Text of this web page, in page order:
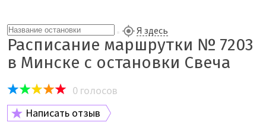
Я здесь
Расписание маршрутки № 7203
в Минске с остановки Свеча
0 голосов
Написать отзыв